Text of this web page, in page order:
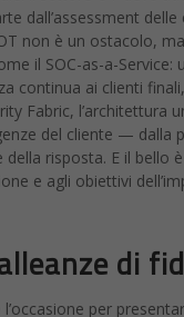
dall’assessment
non è un ostacolo,
il SOC-as-a-
continua ai clienti
Fabric, l’architettura
del cliente — dalla
risposta. E il bello
e agli obiettivi
di
per